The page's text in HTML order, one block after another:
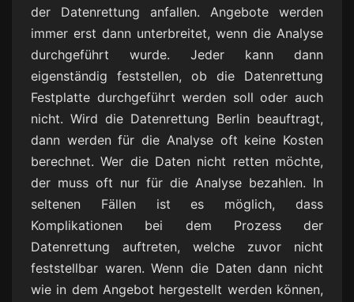
der Datenrettung anfallen. Angebote werden
immer erst dann unterbreitet, wenn die Analyse
durchgeführt wurde. Jeder kann dann
eigenständig feststellen, ob die Datenrettung
Festplatte durchgeführt werden soll oder auch
nicht. Wird die Datenrettung Berlin beauftragt,
dann werden für die Analyse oft keine Kosten
berechnet. Wer die Daten nicht retten möchte,
der muss oft nur für die Analyse bezahlen. In
seltenen Fällen ist es möglich, dass
Komplikationen bei dem Prozess der
Datenrettung auftreten, welche zuvor nicht
feststellbar waren. Wenn die Daten dann nicht
wie in dem Angebot hergestellt werden können,